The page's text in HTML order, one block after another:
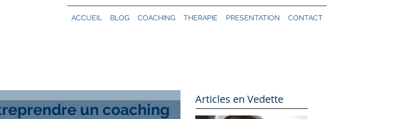
ACCUEIL BLOG COACHING THERAPIE PRESENTATION CONTACT
un coaching
Articles en Vedette